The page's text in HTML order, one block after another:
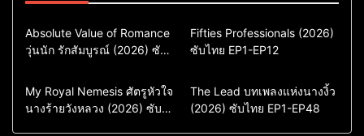
Comedy
Drama
ซีรี่ย์เกาหลี
ซีรี่ย์เกาหลีพากย์ไทย
Absolute Value of Romance
วุ่นนัก รักสัมบูรณ์ (2026) ซับ
Action & Adventure
Comedy
Drama
ซีรี่ย์เกาหลีซับไทย
Fifties Professionals (2026)
ซับไทย EP1-EP12
Comedy
Drama
Sci-Fi & Fantasy
My Royal Nemesis ศัตรูหัวใจ
นางร้ายวังหลวง (2026) ซับ
Drama
ซีรี่ย์จีน
ซีรี่ย์จีนซับไทย
The Lead บทเพลงแห่งนางงิ้ว
(2026) ซับไทย EP1-EP48